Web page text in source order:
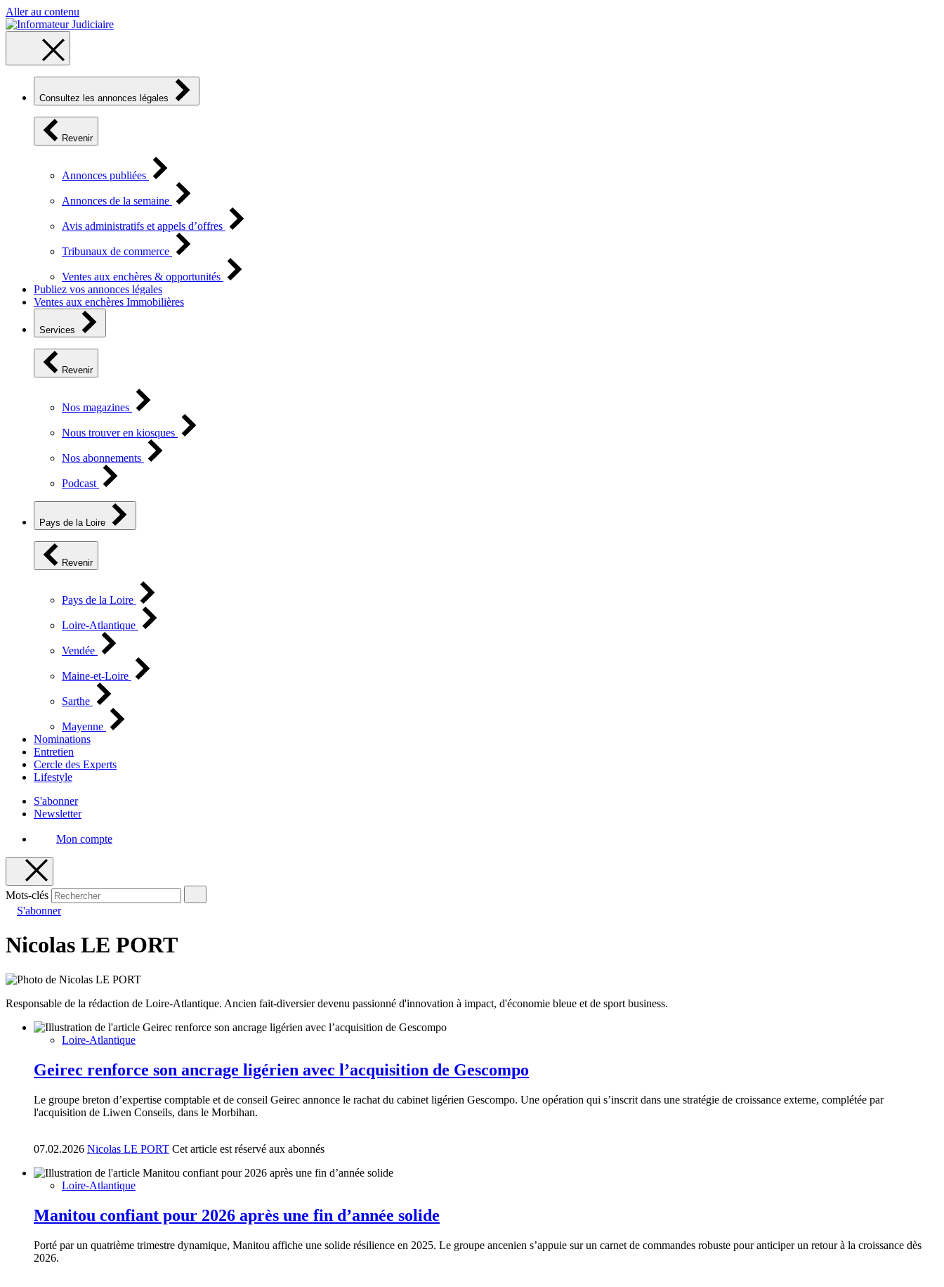
Aller au contenu
Consultez les annonces légales
Revenir
Annonces publiées
Annonces de la semaine
Avis administratifs et appels d’offres
Tribunaux de commerce
Ventes aux enchères & opportunités
Publiez vos annonces légales
Ventes aux enchères Immobilières
Services
Revenir
Nos magazines
Nous trouver en kiosques
Nos abonnements
Podcast
Pays de la Loire
Revenir
Pays de la Loire
Loire-Atlantique
Vendée
Maine-et-Loire
Sarthe
Mayenne
Nominations
Entretien
Cercle des Experts
Lifestyle
S'abonner
Newsletter
Mon compte
Mots-clés
S'abonner
Nicolas LE PORT
Responsable de la rédaction de Loire-Atlantique. Ancien fait-diversier devenu passionné d'innovation à impact, d'économie bleue et de sport business.
Loire-Atlantique
Geirec renforce son ancrage ligérien avec l’acquisition de Gescompo
Le groupe breton d’expertise comptable et de conseil Geirec annonce le rachat du cabinet ligérien Gescompo. Une opération qui s’inscrit dans une stratégie de croissance externe, complétée par
l'acquisition de Liwen Conseils, dans le Morbihan.
07.02.2026 Nicolas LE PORT Cet article est réservé aux abonnés
Loire-Atlantique
Manitou confiant pour 2026 après une fin d’année solide
Porté par un quatrième trimestre dynamique, Manitou affiche une solide résilience en 2025. Le groupe ancenien s’appuie sur un carnet de commandes robuste pour anticiper un retour à la croissance dès
2026.